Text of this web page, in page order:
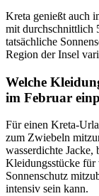
Kreta genießt auch
mit durchschnittlich
tatsächliche
Region der Insel
Welche
im Februar
Für einen Kreta-
zum Zwiebeln
wasserdichte Jacke,
Kleidungsstücke für
Sonnenschutz
intensiv sein kann.